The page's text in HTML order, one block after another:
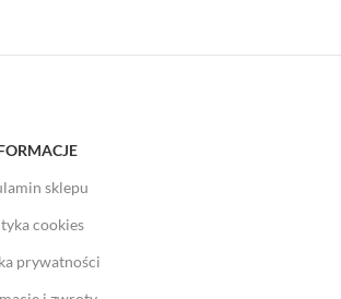
sklepu
cookies
prywatności